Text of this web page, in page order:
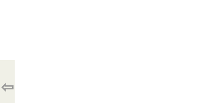
⇦